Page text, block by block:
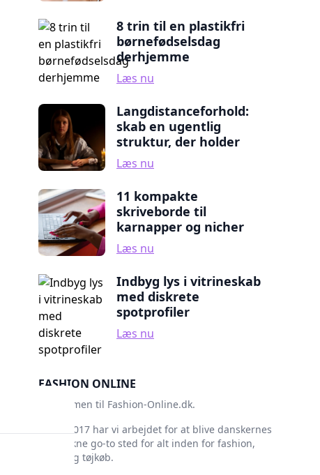
8 trin til en plastikfri
børnefødselsdag
derhjemme
Læs nu
Langdistanceforhold:
skab en ugentlig
struktur, der holder
Læs nu
11 kompakte
skriveborde til
karnapper og nicher
Læs nu
Indbyg lys i vitrineskab
med diskrete
spotprofiler
Læs nu
FASHION ONLINE
Velkommen til Fashion-Online.dk.
Siden 2017 har vi arbejdet for at blive danskernes
foretrukne go-to sted for alt inden for fashion,
mode og tøjkøb.